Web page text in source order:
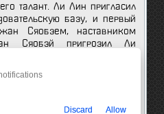
талант. Ли Лин пригласил
базу, и первый
Сяобэем, наставником
Сяобэй пригрозил Ли
проектом, но был
посеять хаос друг против
Чжан Сяобэя по лицу. В
Discard Allow